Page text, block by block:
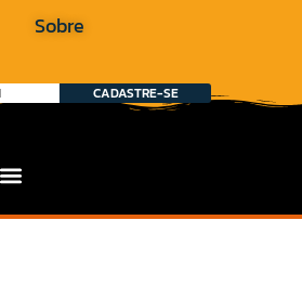
Sobre
CADASTRE-SE